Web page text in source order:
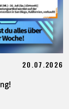
20.07.2026